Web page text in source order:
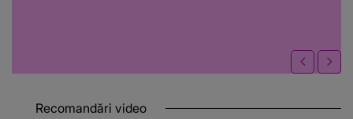
Recomandări video